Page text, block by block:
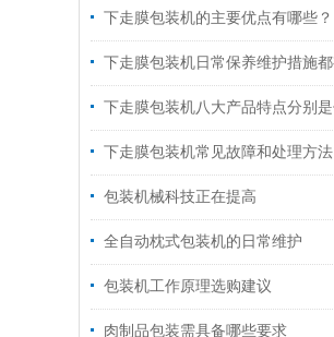
下走膜包装机的主要优点有哪些？
下走膜包装机常见故障和处理方法
包装机械科技正在提高
全自动枕式包装机的日常维护
包装机工作原理选购建议
肉制品包装需具备哪些要求